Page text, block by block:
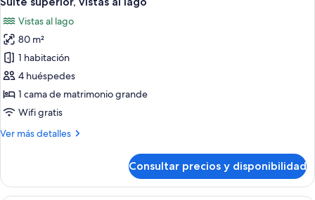
todas
las
fotos
de
Suite
superior,
vistas
lago
Vistas al lago
80 m²
1 habitación
4 huéspedes
1 cama de matrimonio grande
Wifi gratis
Ver más detalles
Más
superior,
vistas
Consultar precios y disponibilidad